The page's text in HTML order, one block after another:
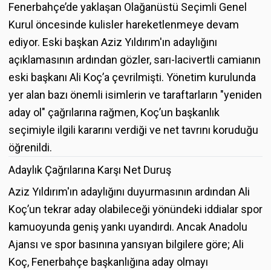
Fenerbahçe’de yaklaşan Olağanüstü Seçimli Genel
Kurul öncesinde kulisler hareketlenmeye devam
ediyor. Eski başkan Aziz Yıldırım'ın adaylığını
açıklamasının ardından gözler, sarı-lacivertli camianın
eski başkanı Ali Koç’a çevrilmişti. Yönetim kurulunda
yer alan bazı önemli isimlerin ve taraftarların "yeniden
aday ol" çağrılarına rağmen, Koç’un başkanlık
seçimiyle ilgili kararını verdiği ve net tavrını koruduğu
öğrenildi.
Adaylık Çağrılarına Karşı Net Duruş
Aziz Yıldırım'ın adaylığını duyurmasının ardından Ali
Koç’un tekrar aday olabileceği yönündeki iddialar spor
kamuoyunda geniş yankı uyandırdı. Ancak Anadolu
Ajansı ve spor basınına yansıyan bilgilere göre; Ali
Koç, Fenerbahçe başkanlığına aday olmayı